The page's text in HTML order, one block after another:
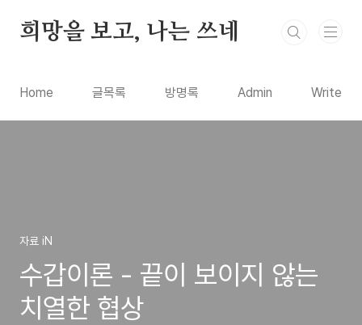
희망을 보고, 나는 쓰네
Home 글목록 방명록 Admin Write
자료 iN
수갑이론 - 끝이 보이지 않는
치열한 협상